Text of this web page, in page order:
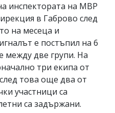
инспектората на МВР
в Габрово след
на месеца и
е постъпил на 6
между две групи. На
три екипа от
това още два от
участници са
са задържани.